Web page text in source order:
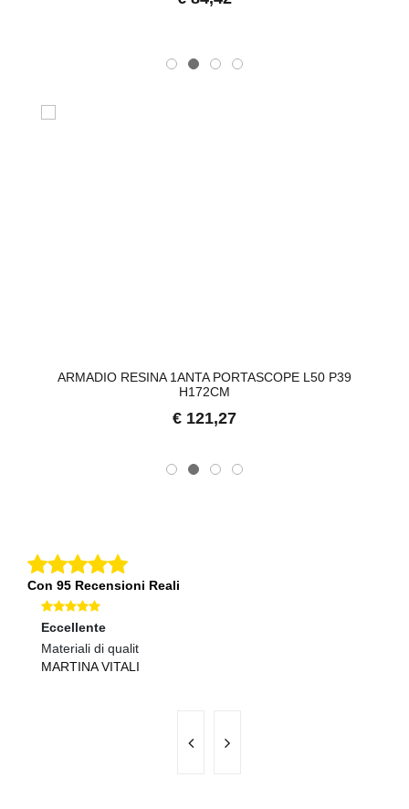
ARMADIO RESINA 1ANTA PORTASCOPE L50 P39
H172CM
€ 121,27
Con 95 Recensioni Reali
Eccellente
Materiali di qualit
MARTINA VITALI